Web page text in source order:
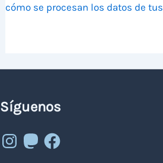
cómo se procesan los datos de
Síguenos
Instagram
MastodonFacebook